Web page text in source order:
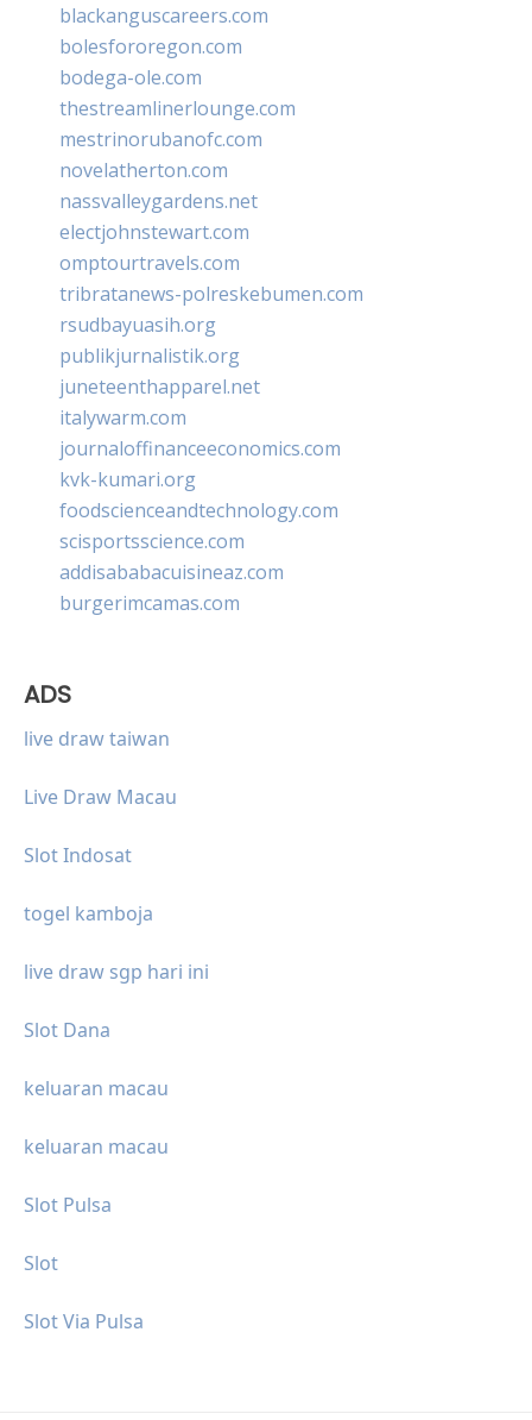
blackanguscareers.com
bolesfororegon.com
bodega-ole.com
thestreamlinerlounge.com
mestrinorubanofc.com
novelatherton.com
nassvalleygardens.net
electjohnstewart.com
omptourtravels.com
tribratanews-polreskebumen.com
rsudbayuasih.org
publikjurnalistik.org
juneteenthapparel.net
italywarm.com
journaloffinanceeconomics.com
kvk-kumari.org
foodscienceandtechnology.com
scisportsscience.com
addisababacuisineaz.com
burgerimcamas.com
ADS
live draw taiwan
Live Draw Macau
Slot Indosat
togel kamboja
live draw sgp hari ini
Slot Dana
keluaran macau
keluaran macau
Slot Pulsa
Slot
Slot Via Pulsa